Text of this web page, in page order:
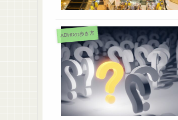
ADHDの歩き方